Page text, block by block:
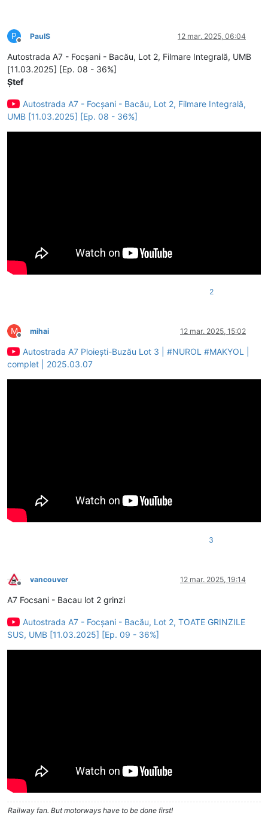
P
Deconectat
PaulS 12 mar. 2025, 06:04
Autostrada A7 - Focșani - Bacău, Lot 2, Filmare Integrală, UMB
[11.03.2025] [Ep. 08 - 36%]
Ștef
Autostrada A7 - Focșani - Bacău, Lot 2, Filmare Integrală,
UMB [11.03.2025] [Ep. 08 - 36%]
2
M
Deconectat
mihai 12 mar. 2025, 15:02
Autostrada A7 Ploiești-Buzău Lot 3 | #NUROL #MAKYOL |
complet | 2025.03.07
3
Deconectat
vancouver 12 mar. 2025, 19:14
A7 Focsani - Bacau lot 2 grinzi
Autostrada A7 - Focșani - Bacău, Lot 2, TOATE GRINZILE
SUS, UMB [11.03.2025] [Ep. 09 - 36%]
Railway fan. But motorways have to be done first!